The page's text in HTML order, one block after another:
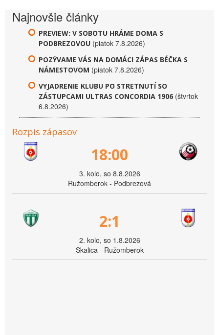
Najnovšie články
PREVIEW: V SOBOTU HRÁME DOMA S
PODBREZOVOU (piatok 7.8.2026)
POZÝVAME VÁS NA DOMÁCI ZÁPAS BÉČKA S
NÁMESTOVOM (piatok 7.8.2026)
VYJADRENIE KLUBU PO STRETNUTÍ SO
ZÁSTUPCAMI ULTRAS CONCORDIA 1906 (štvrtok
6.8.2026)
Rozpis zápasov
18:00
3. kolo, so 8.8.2026
Ružomberok - Podbrezová
2:1
2. kolo, so 1.8.2026
Skalica - Ružomberok